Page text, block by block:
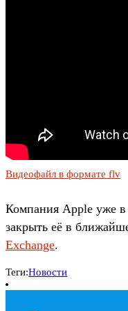
Видеофайл в формате flv
Компания Apple уже в
закрыть её в
Exchange.
Теги:Новости